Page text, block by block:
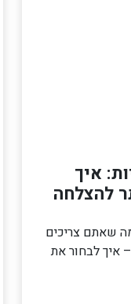
איך
להצלחה
שאתם צריכים
איך לבחור את